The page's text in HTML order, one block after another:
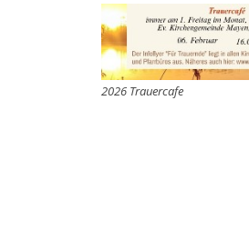
2026 Trauercafe